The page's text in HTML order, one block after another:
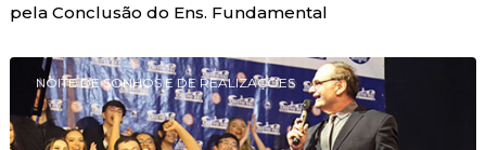
pela Conclusão do Ens. Fundamental
NOITE DE SONHOS E DE REALIZAÇÕES